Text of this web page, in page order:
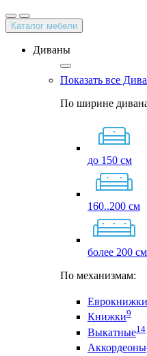
Каталог мебели
Диваны
Показать все
По ширине
до 150 см
160..200 см
более 200 см
По механизмам:
Еврокнижки
Книжки9
Выкатные14
Аккордеоны